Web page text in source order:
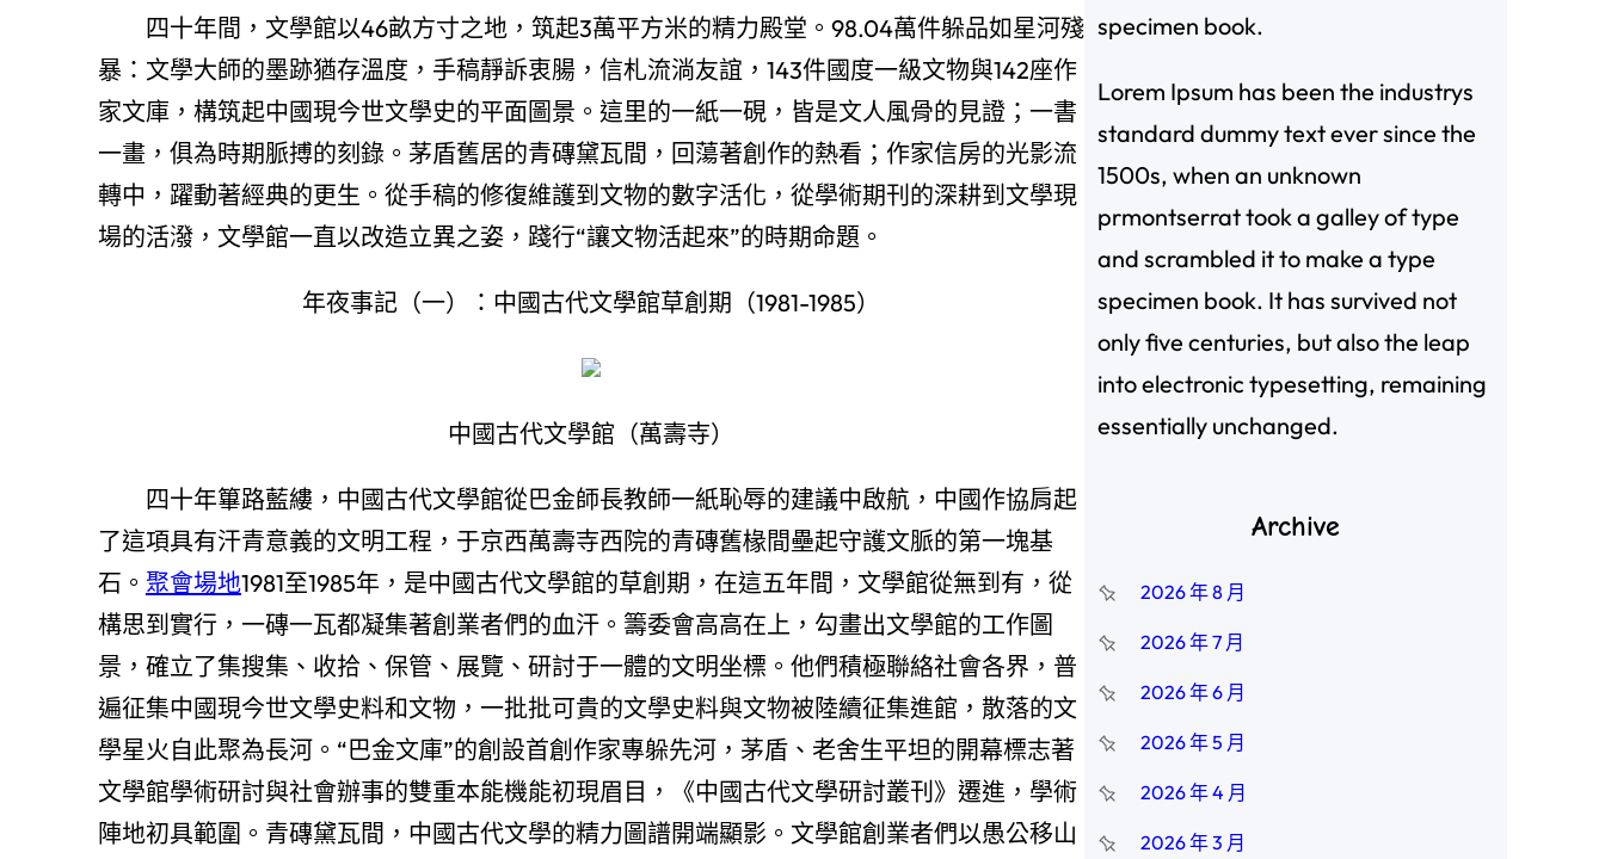
四十年間，文學館以46畝方寸之地，筑起3萬平方米的精力殿堂。98.04萬件躲品如星河殘
暴：文學大師的墨跡猶存溫度，手稿靜訴衷腸，信札流淌友誼，143件國度一級文物與142座作
家文庫，構筑起中國現今世文學史的平面圖景。這里的一紙一硯，皆是文人風骨的見證；一書
一畫，俱為時期脈搏的刻錄。茅盾舊居的青磚黛瓦間，回蕩著創作的熱看；作家信房的光影流
轉中，躍動著經典的更生。從手稿的修復維護到文物的數字活化，從學術期刊的深耕到文學現
場的活潑，文學館一直以改造立異之姿，踐行“讓文物活起來”的時期命題。
年夜事記（一）：中國古代文學館草創期（1981-1985）
中國古代文學館（萬壽寺）
四十年篳路藍縷，中國古代文學館從巴金師長教師一紙恥辱的建議中啟航，中國作協肩起
了這項具有汗青意義的文明工程，于京西萬壽寺西院的青磚舊椽間壘起守護文脈的第一塊基
石。 聚會場地1981至1985年，是中國古代文學館的草創期，在這五年間，文學館從無到有，從
構思到實行，一磚一瓦都凝集著創業者們的血汗。籌委會高高在上，勾畫出文學館的工作圖
景，確立了集搜集、收拾、保管、展覽、研討于一體的文明坐標。他們積極聯絡社會各界，普
遍征集中國現今世文學史料和文物，一批批可貴的文學史料與文物被陸續征集進館，散落的文
學星火自此聚為長河。“巴金文庫”的創設首創作家專躲先河，茅盾、老舍生平坦的開幕標志著
文學館學術研討與社會辦事的雙重本能機能初現眉目，《中國古代文學研討叢刊》遷進，學術
陣地初具範圍。青磚黛瓦間，中國古代文學的精力圖譜開端顯影。文學館創業者們以愚公移山
specimen book.
Lorem Ipsum has been the industrys
standard dummy text ever since the
1500s, when an unknown
prmontserrat took a galley of type
and scrambled it to make a type
specimen book. It has survived not
only five centuries, but also the leap
into electronic typesetting, remaining
essentially unchanged.
Archive
2026 年 8 月
2026 年 7 月
2026 年 6 月
2026 年 5 月
2026 年 4 月
2026 年 3 月